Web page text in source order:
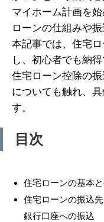
マイホーム計画を
ローンの仕組みや
本記事では、住宅
し、初心者でも納
住宅ローン控除の
についても触れ、
す。
目次
住宅ローンの基本
住宅ローンの振込
銀行口座への振込